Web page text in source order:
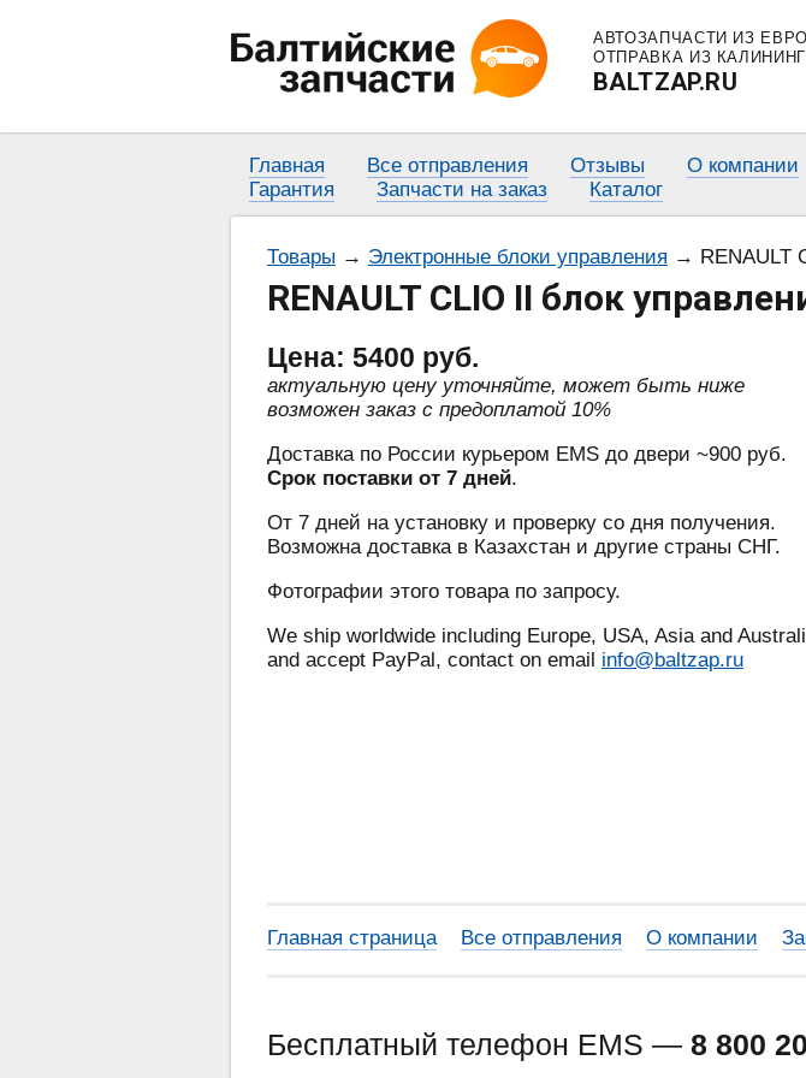
АВТОЗАПЧАСТИ ИЗ
ОТПРАВКА ИЗ
BALTZAP.RU
Главная Все отправления Отзывы
О компании
Гарантия
Запчасти на заказ Каталог
Товары → Электронные блоки управления → RENAULT
RENAULT CLIO II блок
Цена: 5400 руб.
актуальную цену уточняйте, может быть ниже
возможен заказ с предоплатой 10%
Доставка по России курьером EMS до двери ~900 руб.
Срок поставки от 7 дней.
От 7 дней на установку и проверку со дня получения.
Возможна доставка в Казахстан и другие страны СНГ.
Фотографии этого товара по запросу.
We ship worldwide including Europe, USA, Asia and
and accept PayPal, contact on email info@baltzap.ru
Главная страница Все отправления О компании
Бесплатный телефон EMS — 8 800